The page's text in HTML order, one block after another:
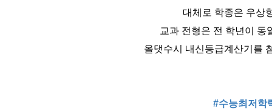
대체로 학종은 우상
교과 전형은 전 학년이
올댓수시 내신등급계산기를
#수능최저학